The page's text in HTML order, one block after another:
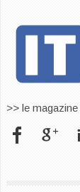
>> le